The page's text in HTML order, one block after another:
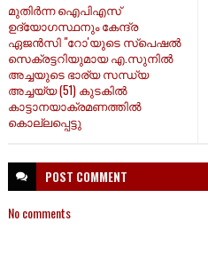
മുതിർന്ന ഐപിഎസ്
ഉദ്യോഗസ്ഥനും കേന്ദ്ര
ഏജൻസി "റോ'യുടെ സ്പെഷൽ
സെക്രട്ടറിയുമായ എ.സുനിൽ
അച്ചയുടെ ഭാര്യ സന്ധ്യ
അച്ചയ്യ (51) കുടകിൽ
കാട്ടാനയാക്രമണത്തിൽ
കൊല്ലപ്പെട്ടു
POST COMMENT
No comments